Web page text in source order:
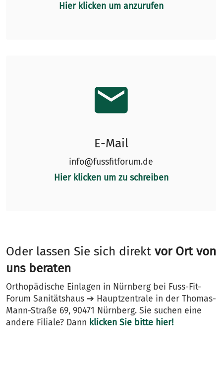
Hier klicken um anzurufen
E-Mail
info@fussfitforum.de
Hier klicken um zu schreiben
Oder lassen Sie sich direkt vor Ort von
uns beraten
Orthopädische Einlagen in Nürnberg bei Fuss-Fit-
Forum Sanitätshaus ➔ Hauptzentrale in der Thomas-
Mann-Straße 69, 90471 Nürnberg. Sie suchen eine
andere Filiale? Dann klicken Sie bitte hier!